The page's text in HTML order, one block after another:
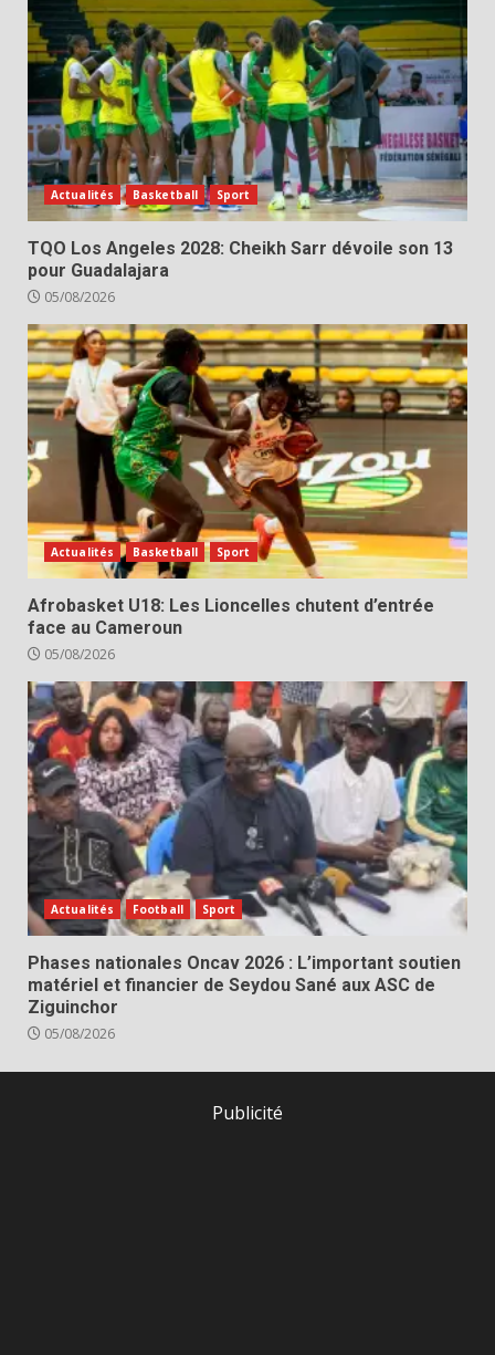
Actualités Basketball Sport
TQO Los Angeles 2028: Cheikh Sarr dévoile son 13
pour Guadalajara
05/08/2026
Actualités Basketball Sport
Afrobasket U18: Les Lioncelles chutent d’entrée
face au Cameroun
05/08/2026
Actualités Football Sport
Phases nationales Oncav 2026 : L’important soutien
matériel et financier de Seydou Sané aux ASC de
Ziguinchor
05/08/2026
Publicité